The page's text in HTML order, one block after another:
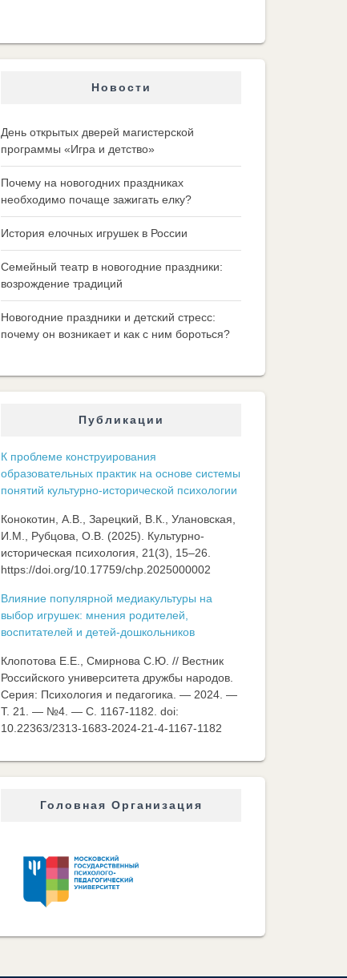
Новости
День открытых дверей магистерской
программы «Игра и детство»
Почему на новогодних праздниках
необходимо почаще зажигать елку?
История елочных игрушек в России
Семейный театр в новогодние праздники:
возрождение традиций
Новогодние праздники и детский стресс:
почему он возникает и как с ним бороться?
Публикации
К проблеме конструирования
образовательных практик на основе системы
понятий культурно-исторической психологии
Конокотин, А.В., Зарецкий, В.К., Улановская,
И.М., Рубцова, О.В. (2025). Культурно-
историческая психология, 21(3), 15–26.
https://doi.org/10.17759/chp.2025000002
Влияние популярной медиакультуры на
выбор игрушек: мнения родителей,
воспитателей и детей-дошкольников
Клопотова Е.Е., Смирнова С.Ю. // Вестник
Российского университета дружбы народов.
Серия: Психология и педагогика. — 2024. —
Т. 21. — №4. — C. 1167-1182. doi:
10.22363/2313-1683-2024-21-4-1167-1182
Головная Организация